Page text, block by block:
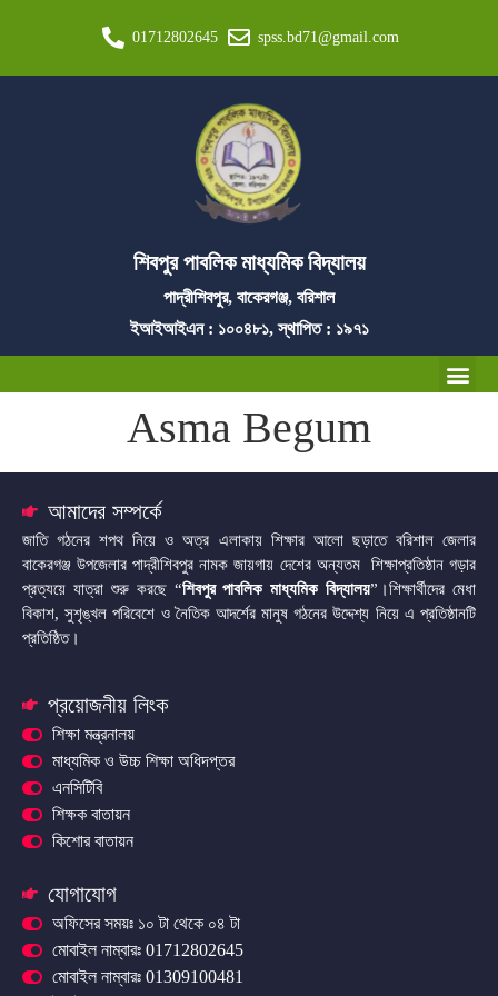
01712802645 spss.bd71@gmail.com
শিবপুর পাবলিক মাধ্যমিক বিদ্যালয়
পাদ্রীশিবপুর, বাকেরগঞ্জ, বরিশাল
ইআইআইএন : ১০০৪৮১, স্থাপিত : ১৯৭১
Asma Begum
আমাদের সম্পর্কে
জাতি গঠনের শপথ নিয়ে ও অত্র এলাকায় শিক্ষার আলো ছড়াতে বরিশাল জেলার
বাকেরগঞ্জ উপজেলার পাদ্রীশিবপুর নামক জায়গায় দেশের অন্যতম শিক্ষাপ্রতিষ্ঠান গড়ার
প্রত্যয়ে যাত্রা শুরু করছে “শিবপুর পাবলিক মাধ্যমিক বিদ্যালয়”।শিক্ষার্থীদের মেধা
বিকাশ, সুশৃঙ্খল পরিবেশে ও নৈতিক আদর্শের মানুষ গঠনের উদ্দেশ্য নিয়ে এ প্রতিষ্ঠানটি
প্রতিষ্ঠিত।
প্রয়োজনীয় লিংক
শিক্ষা মন্ত্রনালয়
মাধ্যমিক ও উচ্চ শিক্ষা অধিদপ্তর
এনসিটিবি
শিক্ষক বাতায়ন
কিশোর বাতায়ন
যোগাযোগ
অফিসের সময়ঃ ১০ টা থেকে ০৪ টা
মোবাইল নাম্বারঃ 01712802645
মোবাইল নাম্বারঃ 01309100481